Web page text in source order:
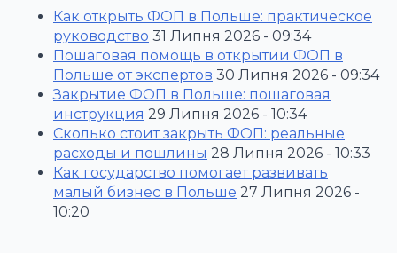
Как открыть ФОП в Польше: практическое
руководство 31 Липня 2026 - 09:34
Пошаговая помощь в открытии ФОП в
Польше от экспертов 30 Липня 2026 - 09:34
Закрытие ФОП в Польше: пошаговая
инструкция 29 Липня 2026 - 10:34
Сколько стоит закрыть ФОП: реальные
расходы и пошлины 28 Липня 2026 - 10:33
Как государство помогает развивать
малый бизнес в Польше 27 Липня 2026 -
10:20